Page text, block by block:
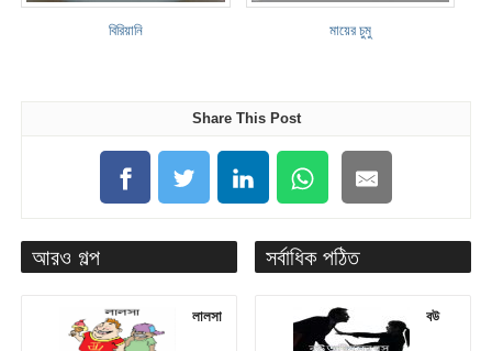
বিরিয়ানি মায়ের চুমু
Share This Post
আরও গল্প
লালসা
সর্বাধিক পঠিত
বউ